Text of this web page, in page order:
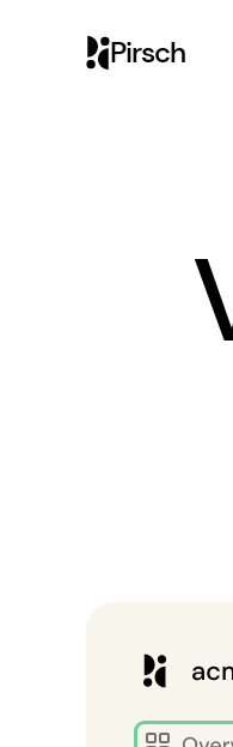
Pirsch